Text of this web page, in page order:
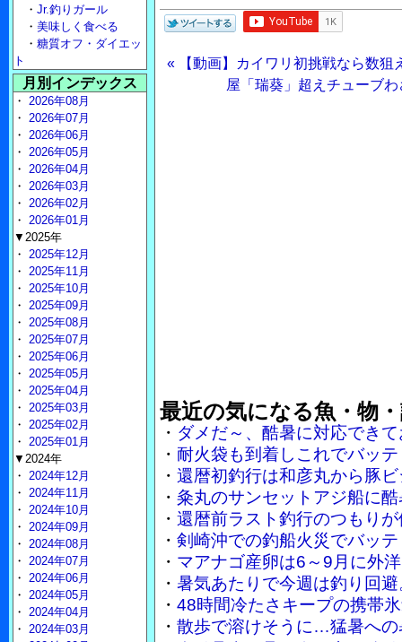
« 【動画】カイワリ初挑戦なら数狙
屋「瑞葵」超えチューブ
最近の気になる魚・物
・ ダメだ～、酷暑に対応でき
・ 耐火袋も到着しこれでバッ
・ 還暦初釣行は和彦丸から豚
・ 粂丸のサンセットアジ船に
・ 還暦前ラスト釣行のつもり
・ 剣崎沖での釣船火災でバッ
・ マアナゴ産卵は6～9月に外
・ 暑気あたりで今週は釣り回
・ 48時間冷たさキープの携帯
・ 散歩で溶けそうに…猛暑へ
・ Jr.釣りガール
・ 美味しく食べる
・ 糖質オフ・ダイエッ
ト
月別インデックス
・ 2026年08月
・ 2026年07月
・ 2026年06月
・ 2026年05月
・ 2026年04月
・ 2026年03月
・ 2026年02月
・ 2026年01月
▼2025年
・ 2025年12月
・ 2025年11月
・ 2025年10月
・ 2025年09月
・ 2025年08月
・ 2025年07月
・ 2025年06月
・ 2025年05月
・ 2025年04月
・ 2025年03月
・ 2025年02月
・ 2025年01月
▼2024年
・ 2024年12月
・ 2024年11月
・ 2024年10月
・ 2024年09月
・ 2024年08月
・ 2024年07月
・ 2024年06月
・ 2024年05月
・ 2024年04月
・ 2024年03月